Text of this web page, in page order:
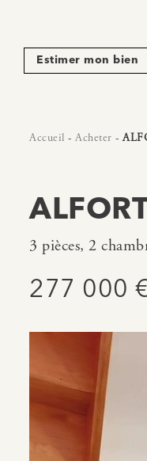
Estimer mon bien
Accueil - Acheter -
3 pièces, 2
277 000